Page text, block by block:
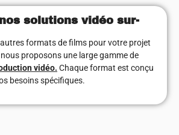
solutions vidéo sur-
formats de films pour votre projet
proposons une large gamme de
vidéo. Chaque format est conçu
besoins spécifiques.